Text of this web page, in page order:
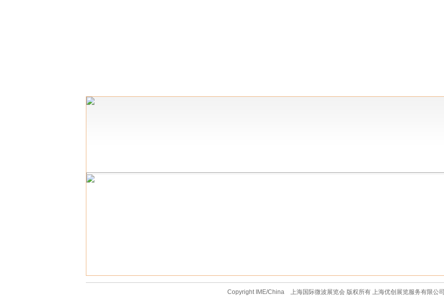
Copyright IME/China 上海国际微波展览会 版权所有 上海优创展览服务有限公司